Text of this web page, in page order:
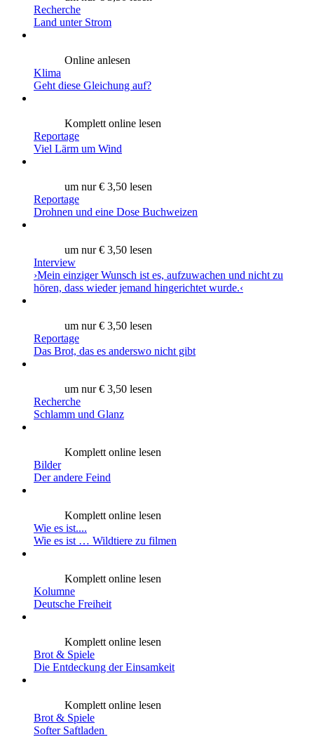
Recherche
Land unter Strom
Online anlesen
Klima
Geht diese Gleichung auf?
Komplett online lesen
Reportage
Viel Lärm um Wind
um nur € 3,50 lesen
Reportage
Drohnen und eine Dose Buchweizen
um nur € 3,50 lesen
Interview
›Mein einziger Wunsch ist es, aufzuwachen und nicht zu
hören, dass wieder jemand hingerichtet wurde.‹
um nur € 3,50 lesen
Reportage
Das Brot, das es anderswo nicht gibt
um nur € 3,50 lesen
Recherche
Schlamm und Glanz
Komplett online lesen
Bilder
Der andere Feind
Komplett online lesen
Wie es ist....
Wie es ist … Wildtiere zu filmen
Komplett online lesen
Kolumne
Deutsche Freiheit
Komplett online lesen
Brot & Spiele
Die Entdeckung der Einsamkeit
Komplett online lesen
Brot & Spiele
Softer Saftladen